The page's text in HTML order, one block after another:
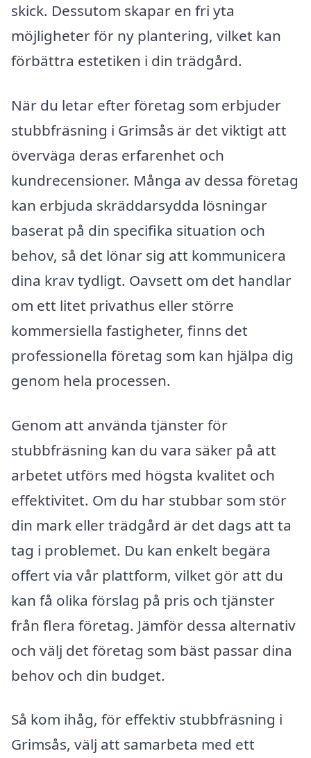
skick. Dessutom skapar en fri yta
möjligheter för ny plantering, vilket kan
förbättra estetiken i din trädgård.
När du letar efter företag som erbjuder
stubbfräsning i Grimsås är det viktigt att
överväga deras erfarenhet och
kundrecensioner. Många av dessa företag
kan erbjuda skräddarsydda lösningar
baserat på din specifika situation och
behov, så det lönar sig att kommunicera
dina krav tydligt. Oavsett om det handlar
om ett litet privathus eller större
kommersiella fastigheter, finns det
professionella företag som kan hjälpa dig
genom hela processen.
Genom att använda tjänster för
stubbfräsning kan du vara säker på att
arbetet utförs med högsta kvalitet och
effektivitet. Om du har stubbar som stör
din mark eller trädgård är det dags att ta
tag i problemet. Du kan enkelt begära
offert via vår plattform, vilket gör att du
kan få olika förslag på pris och tjänster
från flera företag. Jämför dessa alternativ
och välj det företag som bäst passar dina
behov och din budget.
Så kom ihåg, för effektiv stubbfräsning i
Grimsås, välj att samarbeta med ett